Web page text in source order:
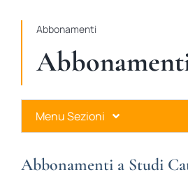
Abbonamenti
Menu Sezioni
Abbonamenti a Studi